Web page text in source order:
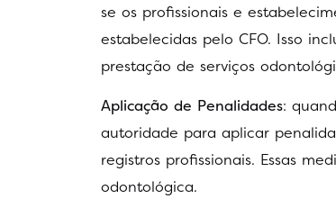
se os profissionais e
estabelecidas pelo CFO. Isso
prestação de serviços
Aplicação de Penalidades:
autoridade para aplicar
registros profissionais. Essas
odontológica.